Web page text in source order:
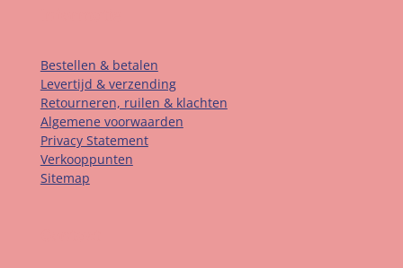
Bestellen & betalen
Levertijd & verzending
Retourneren, ruilen & klachten
Algemene voorwaarden
Privacy Statement
Verkooppunten
Sitemap